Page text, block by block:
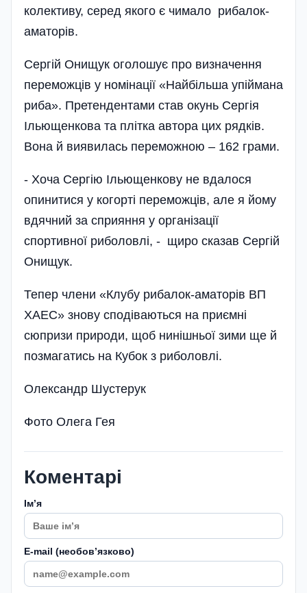
колективу, серед якого є чимало рибалок-
аматорів.
Сергій Онищук оголошує про визначення
переможців у номінації «Найбільша упіймана
риба». Претендентами став окунь Сергія
Ільющенкова та плітка автора цих рядків.
Вона й виявилась переможною – 162 грами.
- Хоча Сергію Ільющенкову не вдалося
опинитися у когорті переможців, але я йому
вдячний за сприяння у організації
спортивної риболовлі, - щиро сказав Сергій
Онищук.
Тепер члени «Клубу рибалок-аматорів ВП
ХАЕС» знову сподіваються на приємні
сюпризи природи, щоб нинішньої зими ще й
позмагатись на Кубок з риболовлі.
Олександр Шустерук
Фото Олега Гея
Коментарі
Імʼя
E-mail (необовʼязково)